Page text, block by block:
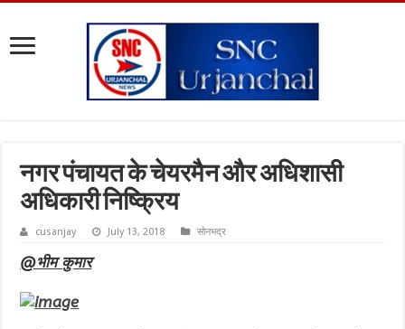
नगर पंचायत के चेयरमैन और अधिशासी
अधिकारी निष्क्रिय
cusanjay July 13, 2018 सोनभद्र
@भीम कुमार